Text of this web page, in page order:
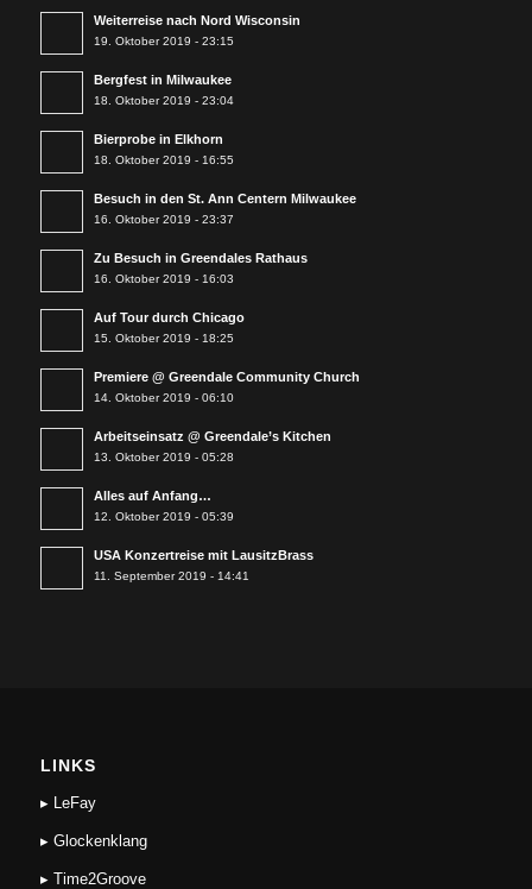
Weiterreise nach Nord Wisconsin
19. Oktober 2019 - 23:15
Bergfest in Milwaukee
18. Oktober 2019 - 23:04
Bierprobe in Elkhorn
18. Oktober 2019 - 16:55
Besuch in den St. Ann Centern Milwaukee
16. Oktober 2019 - 23:37
Zu Besuch in Greendales Rathaus
16. Oktober 2019 - 16:03
Auf Tour durch Chicago
15. Oktober 2019 - 18:25
Premiere @ Greendale Community Church
14. Oktober 2019 - 06:10
Arbeitseinsatz @ Greendale’s Kitchen
13. Oktober 2019 - 05:28
Alles auf Anfang…
12. Oktober 2019 - 05:39
USA Konzertreise mit LausitzBrass
11. September 2019 - 14:41
LINKS
▸ LeFay
▸ Glockenklang
▸ Time2Groove